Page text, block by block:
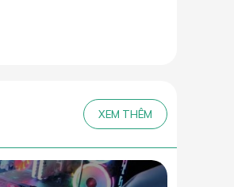
XEM THÊM